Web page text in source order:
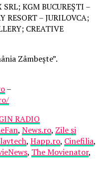
KGM BUCUREȘTI –
RESORT – JURILOVCA;
CREATIVE
Zâmbește”.
–
RADIO
, News.ro, Zile și
, Happ.ro, Cinefilia,
, The Movienator,